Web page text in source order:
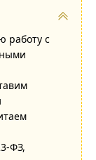
работу с
ФЗ,